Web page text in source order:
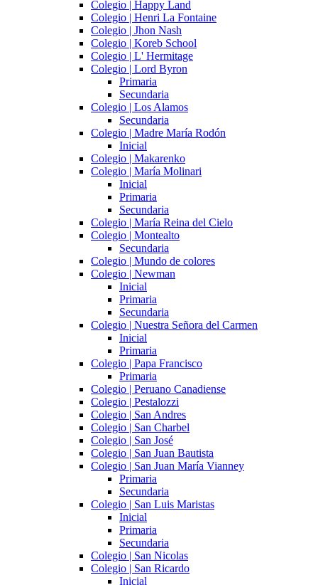
Colegio | Happy Land
Colegio | Henri La Fontaine
Colegio | Jhon Nash
Colegio | Koreb School
Colegio | L' Hermitage
Colegio | Lord Byron
Primaria
Secundaria
Colegio | Los Alamos
Secundaria
Colegio | Madre María Rodón
Inicial
Colegio | Makarenko
Colegio | María Molinari
Inicial
Primaria
Secundaria
Colegio | María Reina del Cielo
Colegio | Montealto
Secundaria
Colegio | Mundo de colores
Colegio | Newman
Inicial
Primaria
Secundaria
Colegio | Nuestra Señora del Carmen
Inicial
Primaria
Colegio | Papa Francisco
Primaria
Colegio | Peruano Canadiense
Colegio | Pestalozzi
Colegio | San Andres
Colegio | San Charbel
Colegio | San José
Colegio | San Juan Bautista
Colegio | San Juan María Vianney
Primaria
Secundaria
Colegio | San Luis Maristas
Inicial
Primaria
Secundaria
Colegio | San Nicolas
Colegio | San Ricardo
Inicial